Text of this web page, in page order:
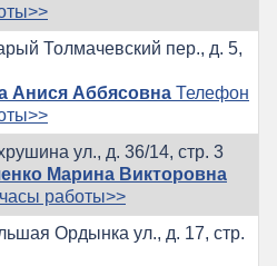
Толмачевский пер., д. 5,
Анися Аббясовна Телефон
ул., д. 36/14, стр. 3
Марина Викторовна
работы>>
Ордынка ул., д. 17, стр.